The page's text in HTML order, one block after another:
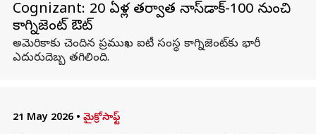
Cognizant: 20 ఏళ్ల తర్వాత నాస్‌డాక్-100 నుంచి
కాగ్నిజెంట్ ఔట్
అమెరికాకు చెందిన ప్రముఖ ఐటీ సంస్థ కాగ్నిజెంట్‌కు భారీ
ఎదురుదెబ్బ తగిలింది.
21 May 2026 • మైక్రోసాఫ్ట్